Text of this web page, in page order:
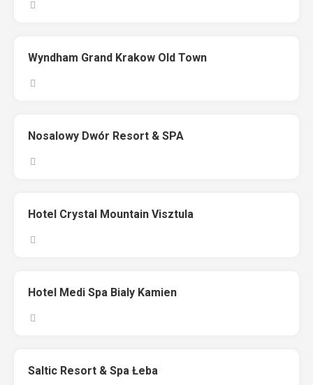
Wyndham Grand Krakow Old Town
Nosalowy Dwór Resort & SPA
Hotel Crystal Mountain Visztula
Hotel Medi Spa Bialy Kamien
Saltic Resort & Spa Łeba